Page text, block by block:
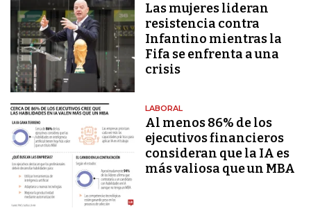
Las mujeres lideran
resistencia contra
Infantino mientras la
Fifa se enfrenta a una
crisis
LABORAL
Al menos 86% de los
ejecutivos financieros
consideran que la IA es
más valiosa que un MBA